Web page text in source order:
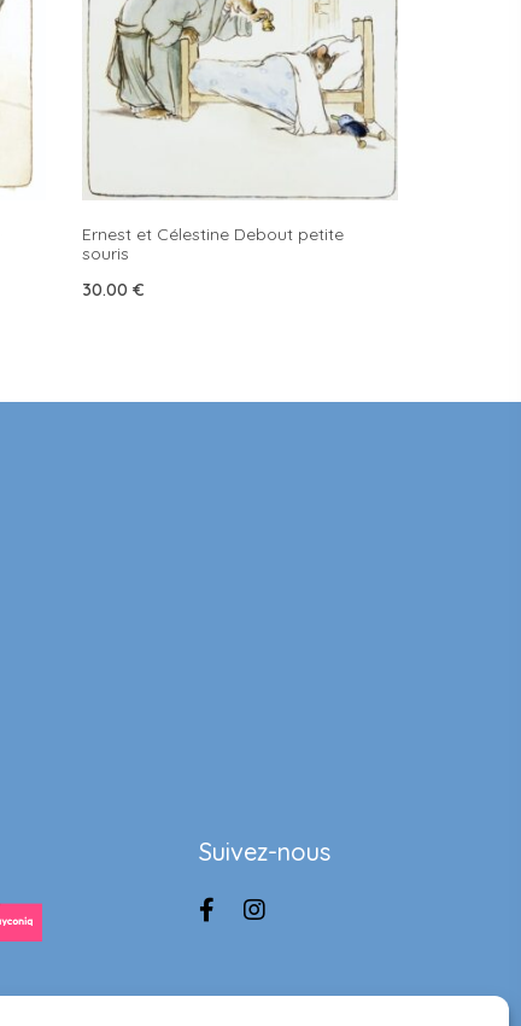
Ernest et Célestine Debout petite
souris
30.00 €
Suivez-nous